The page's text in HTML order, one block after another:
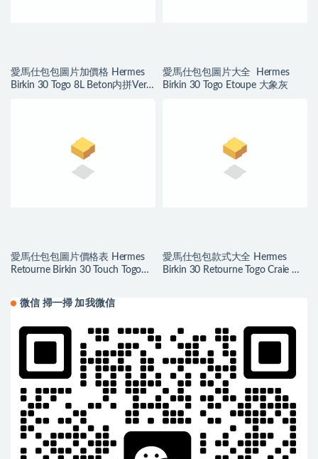
愛馬仕包包圖片加價格 Hermes
Birkin 30 Togo 8L Beton内拼Vert
愛馬仕包包圖片大全 Hermes
Birkin 30 Togo Etoupe 大象灰
愛馬仕包包圖片價格表 Hermes
Retourne Birkin 30 Touch Togo
愛馬仕包包款式大全 Hermes
Birkin 30 Retourne Togo Craie 奶
微信 掃一掃 加我微信